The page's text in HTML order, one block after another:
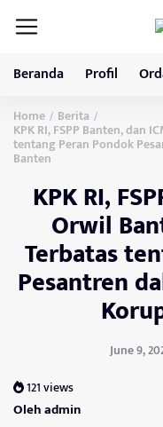
Beranda Profil
Home / Berita /
KPK RI, FSPP Banten, dan
tentang Peran Pondok
Banten
KPK RI,
Orwil
Terbatas
Pesantren
June 9,
121 views
Oleh admin